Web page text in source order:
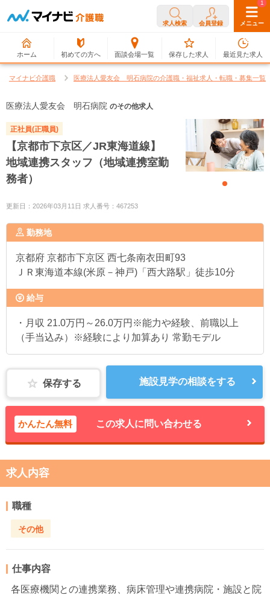
求人検索 会員登録 メニュー
ホーム 初めての方へ 面談会場一覧
0
保存した求人
1
最近見た求人
マイナビ介護職 医療法人愛友会 明石病院の介護職・福祉求人・転職・募集一覧
医療法人愛友会 明石病院 のその他求人
正社員(正職員)
【京都市下京区／JR東海道線】
地域連携スタッフ（地域連携室勤
務者）
更新日：2026年03月11日 求人番号：467253
勤務地
京都府 京都市下京区 西七条南衣田町93
ＪＲ東海道本線(米原－神戸)「西大路駅」徒歩10分
給与
・月収 21.0万円～26.0万円※能力や経験、前職以上
（手当込み）※経験により加算あり 常勤モデル
保存する 施設見学の相談をする
かんたん無料 この求人に問い合わせる
求人内容
職種
その他
仕事内容
各医療機関との連携業務、病床管理や連携病院・施設と院